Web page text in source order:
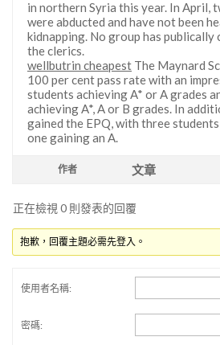
in northern Syria this year. In April,
were abducted and have not been
kidnapping. No group has publically
the clerics.
wellbutrin cheapest The Maynard
100 per cent pass rate with an
students achieving A* or A grades
achieving A*, A or B grades. In
gained the EPQ, with three
one gaining an A.
作者 文章
正在檢視 0 則發表的回覆
抱歉，回覆主題必需先登入。
使用者名稱:
密碼: